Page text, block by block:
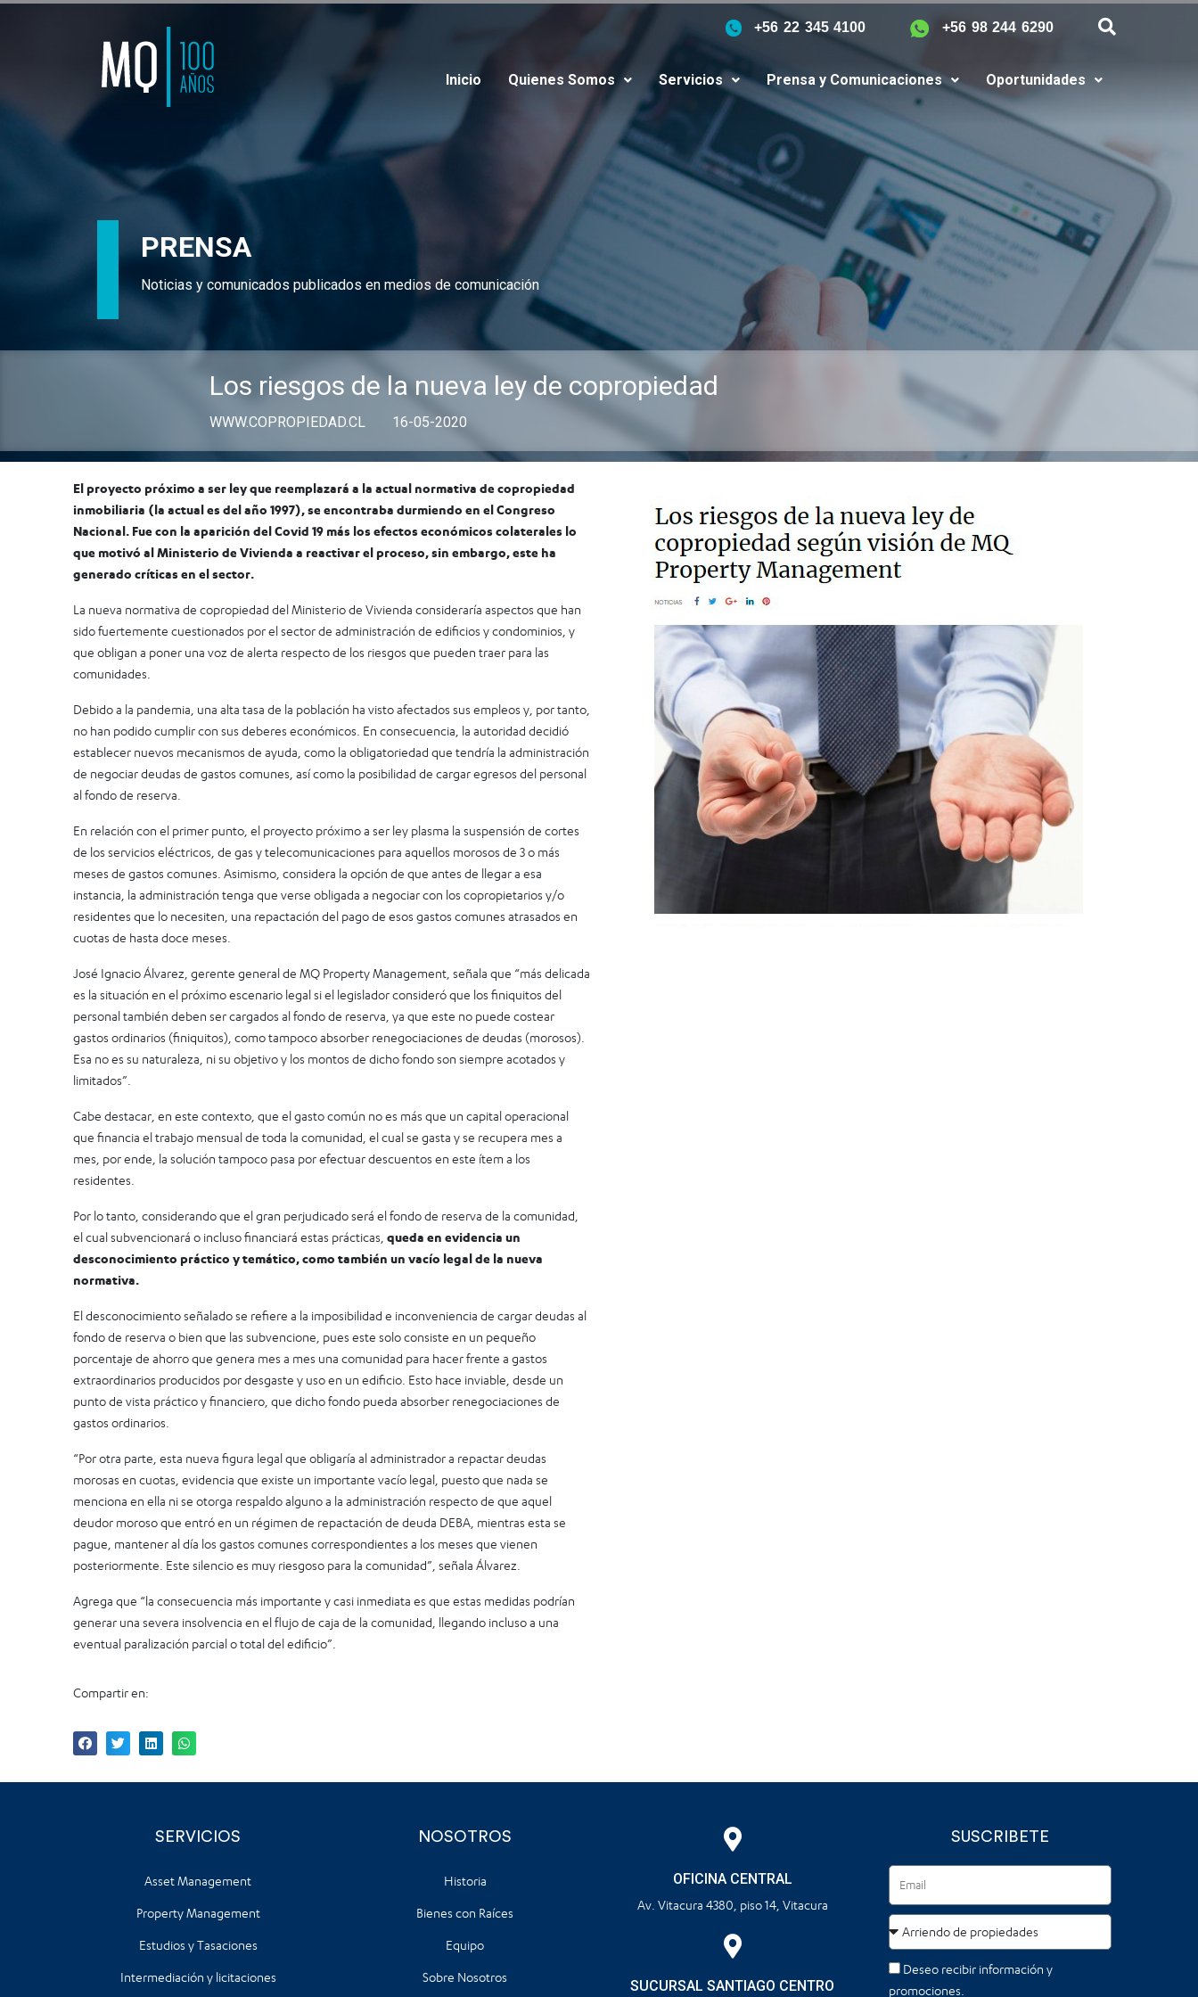
+56 22 345 4100 +56 98 244 6290
Inicio Quienes Somos Servicios Prensa y Comunicaciones Oportunidades
PRENSA
Noticias y comunicados publicados en medios de comunicación
Los riesgos de la nueva ley de copropiedad
WWW.COPROPIEDAD.CL 16-05-2020
El proyecto próximo a ser ley que reemplazará a la actual normativa de copropiedad
inmobiliaria (la actual es del año 1997), se encontraba durmiendo en el Congreso
Nacional. Fue con la aparición del Covid 19 más los efectos económicos colaterales lo
que motivó al Ministerio de Vivienda a reactivar el proceso, sin embargo, este ha
generado críticas en el sector.
La nueva normativa de copropiedad del Ministerio de Vivienda consideraría aspectos que han
sido fuertemente cuestionados por el sector de administración de edificios y condominios, y
que obligan a poner una voz de alerta respecto de los riesgos que pueden traer para las
comunidades.
Debido a la pandemia, una alta tasa de la población ha visto afectados sus empleos y, por tanto,
no han podido cumplir con sus deberes económicos. En consecuencia, la autoridad decidió
establecer nuevos mecanismos de ayuda, como la obligatoriedad que tendría la administración
de negociar deudas de gastos comunes, así como la posibilidad de cargar egresos del personal
al fondo de reserva.
En relación con el primer punto, el proyecto próximo a ser ley plasma la suspensión de cortes
de los servicios eléctricos, de gas y telecomunicaciones para aquellos morosos de 3 o más
meses de gastos comunes. Asimismo, considera la opción de que antes de llegar a esa
instancia, la administración tenga que verse obligada a negociar con los copropietarios y/o
residentes que lo necesiten, una repactación del pago de esos gastos comunes atrasados en
cuotas de hasta doce meses.
José Ignacio Álvarez, gerente general de MQ Property Management, señala que “más delicada
es la situación en el próximo escenario legal si el legislador consideró que los finiquitos del
personal también deben ser cargados al fondo de reserva, ya que este no puede costear
gastos ordinarios (finiquitos), como tampoco absorber renegociaciones de deudas (morosos).
Esa no es su naturaleza, ni su objetivo y los montos de dicho fondo son siempre acotados y
limitados”.
Cabe destacar, en este contexto, que el gasto común no es más que un capital operacional
que financia el trabajo mensual de toda la comunidad, el cual se gasta y se recupera mes a
mes, por ende, la solución tampoco pasa por efectuar descuentos en este ítem a los
residentes.
Por lo tanto, considerando que el gran perjudicado será el fondo de reserva de la comunidad,
el cual subvencionará o incluso financiará estas prácticas, queda en evidencia un
desconocimiento práctico y temático, como también un vacío legal de la nueva
normativa.
El desconocimiento señalado se refiere a la imposibilidad e inconveniencia de cargar deudas al
fondo de reserva o bien que las subvencione, pues este solo consiste en un pequeño
porcentaje de ahorro que genera mes a mes una comunidad para hacer frente a gastos
extraordinarios producidos por desgaste y uso en un edificio. Esto hace inviable, desde un
punto de vista práctico y financiero, que dicho fondo pueda absorber renegociaciones de
gastos ordinarios.
“Por otra parte, esta nueva figura legal que obligaría al administrador a repactar deudas
morosas en cuotas, evidencia que existe un importante vacío legal, puesto que nada se
menciona en ella ni se otorga respaldo alguno a la administración respecto de que aquel
deudor moroso que entró en un régimen de repactación de deuda DEBA, mientras esta se
pague, mantener al día los gastos comunes correspondientes a los meses que vienen
posteriormente. Este silencio es muy riesgoso para la comunidad”, señala Álvarez.
Agrega que “la consecuencia más importante y casi inmediata es que estas medidas podrían
generar una severa insolvencia en el flujo de caja de la comunidad, llegando incluso a una
eventual paralización parcial o total del edificio”.
Compartir en:
SERVICIOS
Asset Management
Property Management
Estudios y Tasaciones
Intermediación y licitaciones
NOSOTROS
Historia
Bienes con Raíces
Equipo
Sobre Nosotros
OFICINA CENTRAL
Av. Vitacura 4380, piso 14, Vitacura
SUCURSAL SANTIAGO CENTRO
SUSCRIBETE
Deseo recibir información y
promociones.